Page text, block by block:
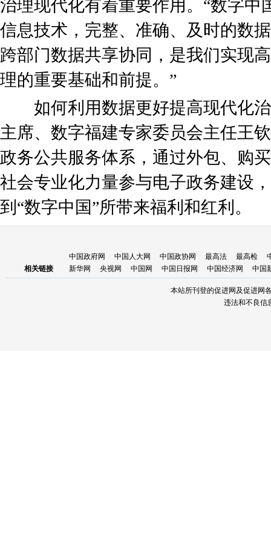
治理现代化有着重要作用。“数字中
信息技术，完整、准确、及时的数
跨部门数据共享协同，是我们实现
理的重要基础和前提。”
如何利用数据更好提高现代化治
主席、数字福建专家委员会主任王
政务公共服务体系，通过外包、购
社会专业化力量参与电子政务建设
到“数字中国”所带来福利和红利。
相关链接
中国政府网 中国人大网 中国政协网 最高法 最高检
新华网
央视网 中国网 中国日报网 中国经济网 中国
本站所刊登的促进网及促进网
违法和不良信